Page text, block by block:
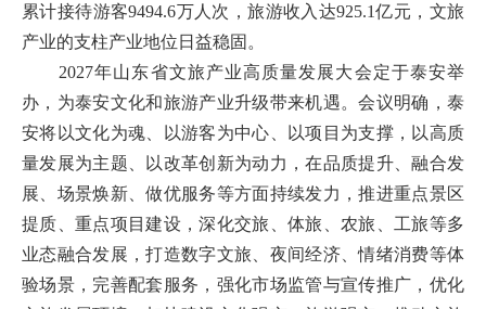
累计接待游客9494.6万人次，旅游收入达925.1亿元，文旅
产业的支柱产业地位日益稳固。
2027年山东省文旅产业高质量发展大会定于泰安举
办，为泰安文化和旅游产业升级带来机遇。会议明确，泰
安将以文化为魂、以游客为中心、以项目为支撑，以高质
量发展为主题、以改革创新为动力，在品质提升、融合发
展、场景焕新、做优服务等方面持续发力，推进重点景区
提质、重点项目建设，深化交旅、体旅、农旅、工旅等多
业态融合发展，打造数字文旅、夜间经济、情绪消费等体
验场景，完善配套服务，强化市场监管与宣传推广，优化